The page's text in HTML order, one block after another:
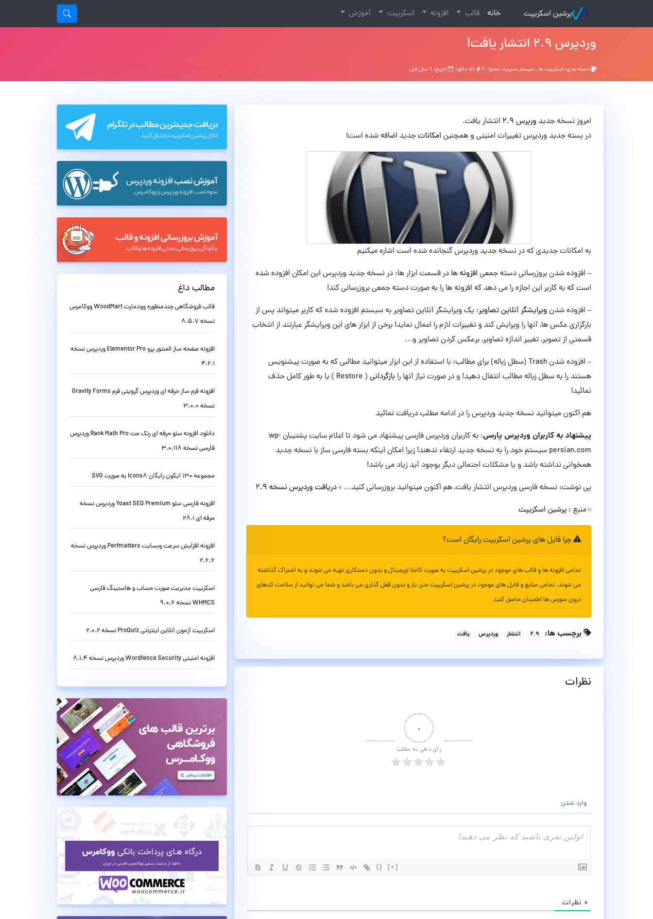
پرشین اسکریپت خانه
(current) قالب افزونه اسکریپت آموزش
وردپرس ۲.۹ انتشار یافت!
دسته بندی: اسکریپت ها,سیستم مدیریت محتوا , | تاریخ: ۹ سال قبل
امروز نسخه جدید ورپرس ۲.۹
انتشار یافت.
در بسته جدید وردپرس تغییرات امنیتی و همچنین امکاناتجدید اضافه شده است!
به امکانات جدیدی که در نسخه جدید وردپرس گنجانده شده است اشاره میکنیم
– افزوده شدن بروزرسانی دسته جمعی افزونهها در قسمت ابزار ها: در نسخه جدید وردپرس این امکان افزوده شده
است که به کاربر این اجازه را می دهد که افزونه ها را به صورت دسته جمعی بروزرسانی کند!
– افزوده شدن ویرایشگر آنلاین تصاویر: یک ویرایشگر آنلاین تصاویر به سیستم افزوده شده که کاربر میتواند پس از
بارگزاری عکس ها, آنها را ویرایش کند و تغییرات لازم را اعمال نماید! برخی از ابزار های این ویرایشگر عبارتند از انتخاب
قسمتی از تصویر, تغییر اندازه تصاویر, برعکس کردن تصاویر و…
– افزوده شدن Trash (سطل زباله) برای مطالب: با استفاده از این ابزار میتوانید مطالبی که به صورت پیشنویس
هستند را به سطل زباله مطالب انتقال دهید! و در صورت نیاز آنها را بازگردانی
( Restore ) یا به طور کامل حذف
نمائید!
هم اکنون میتوانید نسخه جدید وردپرس را در ادامه مطلب دریافت نمائید
پیشنهاد به کاربران وردپرس پارسی
: به کاربران وردپرس فارسی پیشنهاد می شود تا اعلام سایت پشتیبان wp-
persian.com سیستم خود را به نسخه جدید ارتقاء ندهند! زیرا امکان اینکه بسته فارسی ساز با نسخه جدید
همخوانی نداشته باشد و یا مشکلات احتمالی دیگر بوجود آید زیاد می باشد!
پی نوشت: نسخه فارسی وردپرس انتشار یافت, هم اکنون میتوانید بروزرسانی کنید…
دریافت وردپرس نسخه ۲.۹
منبع : پرشین اسکریپت
چرا فایل های پرشین اسکریپت رایگان است؟
تمامی افزونه ها و قالب های موجود در پرشین اسکریپت به صورت کاملا اورجینال و بدون دستکاری تهیه می شوند و به اشتراک گذاشته
می شوند. تمامی منابع و فایل های موجود در پرشین اسکریپت متن باز و بدون قفل گذاری می باشد و شما می توانید از سلامت کدهای
درون سورس ها اطمینان حاصل کنید
برچسب ها: ۲.۹ انتشار وردپرس یافت
نظرات
۰
رأی دهی به مطلب
وارد شدن
{} [+]
۰ نظرات
مطالب داغ
قالب فروشگاهی چندمنظوره وودمارت WoodMart ووکامرس
نسخه 8.5.7
افزونه صفحه ساز المنتور پرو Elementor Pro وردپرس نسخه
4.2.1
افزونه فرم ساز حرفه ای وردپرس گرویتی فرم Gravity Forms
نسخه 3.0.0
دانلود افزونه سئو حرفه ای رنک مث Rank Math Pro وردپرس
فارسی نسخه 3.0.118
مجموعه 130 آیکون رایگان Icons8 به صورت SVG
افزونه فارسی سئو Yoast SEO Premium وردپرس نسخه
حرفه ای 28.1
افزونه افزایش سرعت وبسایت Perfmatters وردپرس نسخه
2.6.6
اسکریپت مدیریت صورت حساب و هاستینگ فارسی
WHMCS نسخه 9.0.6
اسکریپت آزمون آنلاین اینترنتی ProQuiz نسخه 2.0.2
افزونه امنیتی Wordfence Security وردپرس نسخه 8.1.4